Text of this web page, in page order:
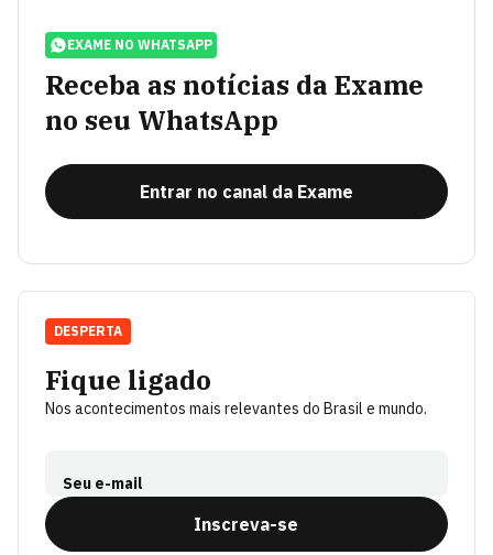
EXAME NO WHATSAPP
Receba as notícias da Exame
no seu WhatsApp
Entrar no canal da Exame
Fique ligado
Nos acontecimentos mais relevantes do Brasil e mundo.
Seu e-mail
Inscreva-se
DESPERTA